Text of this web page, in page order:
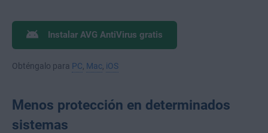
Instalar AVG AntiVirus gratis
Obténgalo para PC Mac iOS
Menos protección en determinados
sistemas